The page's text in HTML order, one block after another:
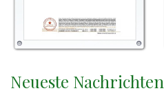
Neueste Nachrichten